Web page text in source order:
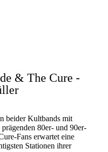
& The Cure -
beider Kultbands mit
80er- und 90er-
Fans erwartet eine
Stationen ihrer